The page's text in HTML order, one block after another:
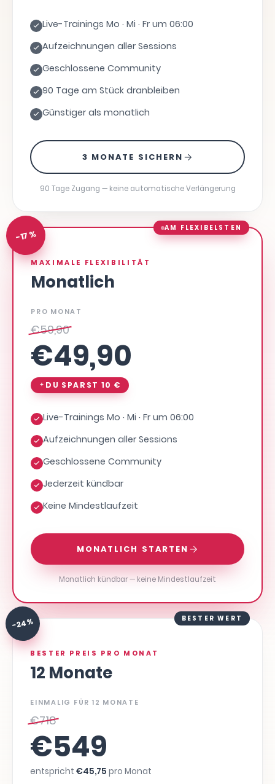
Live-Trainings Mo · Mi · Fr um 06:00
Aufzeichnungen aller Sessions
Geschlossene Community
90 Tage am Stück dranbleiben
Günstiger als monatlich
3 MONATE SICHERN
90 Tage Zugang — keine automatische Verlängerung
-17 % AM FLEXIBELSTEN
MAXIMALE FLEXIBILITÄT
Monatlich
PRO MONAT
€59,90
€49,90
DU SPARST 10 €
Live-Trainings Mo · Mi · Fr um 06:00
Aufzeichnungen aller Sessions
Geschlossene Community
Jederzeit kündbar
Keine Mindestlaufzeit
MONATLICH STARTEN
Monatlich kündbar — keine Mindestlaufzeit
-24 % BESTER WERT
BESTER PREIS PRO MONAT
12 Monate
EINMALIG FÜR 12 MONATE
€718
€549
entspricht €45,75 pro Monat